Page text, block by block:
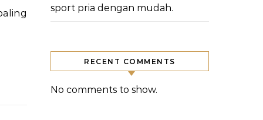
sport pria dengan mudah.
RECENT COMMENTS
No comments to show.